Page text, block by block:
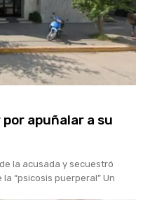
apuñalar a su
la acusada y secuestró
“psicosis puerperal” Un